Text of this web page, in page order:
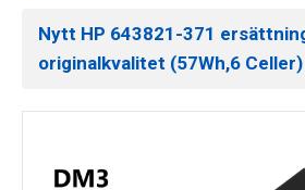
Nytt HP 643821-371
originalkvalitet (57Wh,6 Celler)